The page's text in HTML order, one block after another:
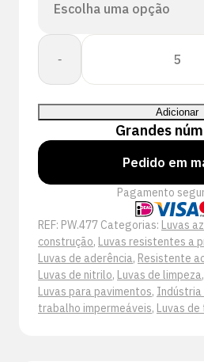
-
Quantidade
Showa
477
Adicionar
Grandes
Pedido em
Pagamento
REF: PW.477 Categorias: Luvas
construção, Luvas resistentes a
Luvas de aderência, Resistente
Luvas de nitrilo, Luvas de limpeza,
Luvas para pavimentos, Indústria
trabalho impermeáveis, Luvas